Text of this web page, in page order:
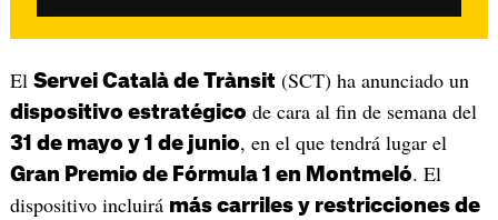
El Servei Català de Trànsit(SCT) ha anunciado un
dispositivo estratégico de cara al fin de semana del
31 de mayo y 1 de junio, en el que tendrá lugar el
Gran Premio de Fórmula 1 en Montmeló. El
dispositivo incluirá más carriles y restricciones de